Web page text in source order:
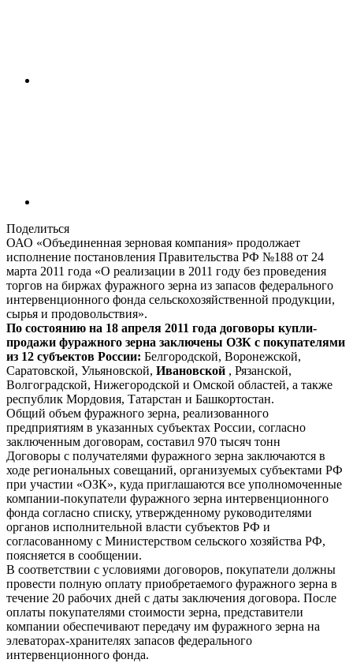
Поделиться
ОАО «Объединенная зерновая компания» продолжает
исполнение постановления Правительства РФ №188 от 24
марта 2011 года «О реализации в 2011 году без проведения
торгов на биржах фуражного зерна из запасов федерального
интервенционного фонда сельскохозяйственной продукции,
сырья и продовольствия».
По состоянию на 18 апреля 2011 года договоры купли-
продажи фуражного зерна заключены ОЗК с покупателями
из 12 субъектов России: Белгородской, Воронежской,
Саратовской, Ульяновской, Ивановской , Рязанской,
Волгоградской, Нижегородской и Омской областей, а также
республик Мордовия, Татарстан и Башкортостан.
Общий объем фуражного зерна, реализованного
предприятиям в указанных субъектах России, согласно
заключенным договорам, составил 970 тысяч тонн
Договоры с получателями фуражного зерна заключаются в
ходе региональных совещаний, организуемых субъектами РФ
при участии «ОЗК», куда приглашаются все уполномоченные
компании-покупатели фуражного зерна интервенционного
фонда согласно списку, утвержденному руководителями
органов исполнительной власти субъектов РФ и
согласованному с Министерством сельского хозяйства РФ,
поясняется в сообщении.
В соответствии с условиями договоров, покупатели должны
провести полную оплату приобретаемого фуражного зерна в
течение 20 рабочих дней с даты заключения договора. После
оплаты покупателями стоимости зерна, представители
компании обеспечивают передачу им фуражного зерна на
элеваторах-хранителях запасов федерального
интервенционного фонда.